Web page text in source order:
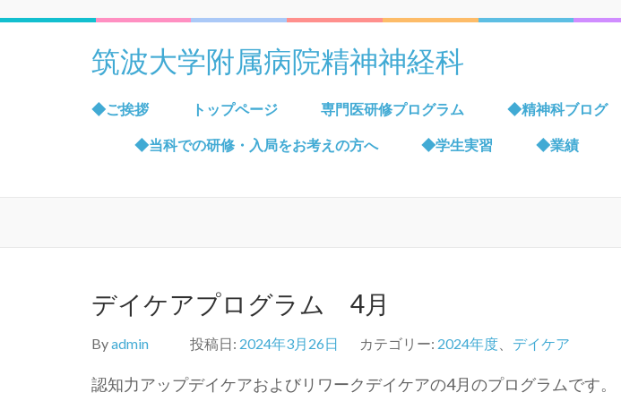
筑波大学附属病院精神神経科
◆ご挨拶 トップページ 専門医研修プログラム ◆精神科ブログ
◆当科での研修・入局をお考えの方へ ◆学生実習 ◆業績
デイケアプログラム 4月
Byadmin 投稿日: 2024年3月26日 カテゴリー: 2024年度 デイケア
認知力アップデイケアおよびリワークデイケアの4月のプログラムです。